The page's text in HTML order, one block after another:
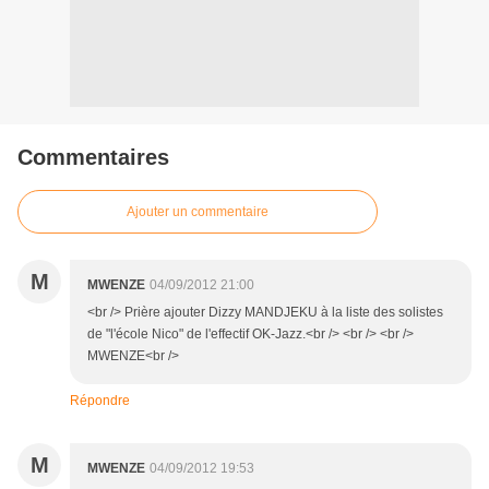
Commentaires
Ajouter un commentaire
M MWENZE 04/09/2012 21:00
<br /> Prière ajouter Dizzy MANDJEKU à la liste des solistes
de "l'école Nico" de l'effectif OK-Jazz.<br /> <br /> <br />
MWENZE<br />
Répondre
M MWENZE 04/09/2012 19:53